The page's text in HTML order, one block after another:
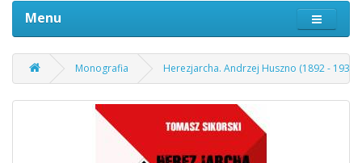
Menu
Monografia Herezjarcha. Andrzej Huszno (1892 -